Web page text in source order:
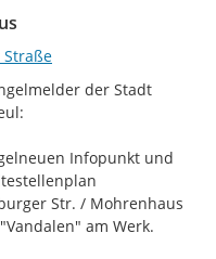
der Stadt
Infopunkt und
Str. / Mohrenhaus
am Werk.